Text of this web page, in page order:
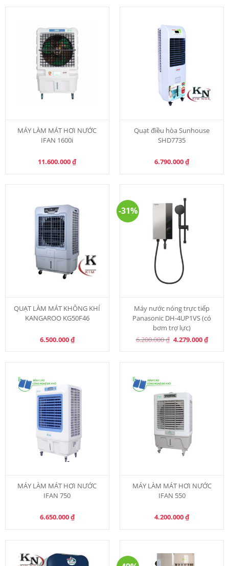
MÁY LÀM MÁT HƠI NƯỚC
IFAN 1600i
11.600.000₫
Quạt điều hòa Sunhouse
SHD7735
6.790.000₫
QUẠT LÀM MÁT KHÔNG KHÍ
KANGAROO KG50F46
6.500.000₫
-31%
Máy nước nóng trực tiếp
Panasonic DH-4UP1VS (có
bơm trợ lực)
6.200.000₫ Original
price
4.279.000₫
price
MÁY LÀM MÁT HƠI NƯỚC
IFAN 750
6.650.000₫
MÁY LÀM MÁT HƠI NƯỚC
IFAN 550
4.200.000₫